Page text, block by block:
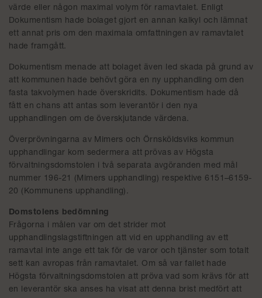
värde eller någon maximal volym för ramavtalet. Enligt
Dokumentism hade bolaget gjort en annan kalkyl och lämnat
ett annat pris om den maximala omfattningen av ramavtalet
hade framgått.
Dokumentism menade att bolaget även led skada på grund av
att kommunen hade behövt göra en ny upphandling om den
fasta takvolymen hade överskridits. Dokumentism hade då
fått en chans att antas som leverantör i den nya
upphandlingen om de överskjutande värdena.
Överprövningarna av Mimers och Örnsköldsviks kommun
upphandlingar kom sedermera att prövas av Högsta
förvaltningsdomstolen i två separata avgöranden med mål
nummer 196-21 (Mimers upphandling) respektive 6151–6159-
20 (Kommunens upphandling).
Domstolens bedömning
Frågorna i målen var om det strider mot
upphandlingslagstiftningen att vid en upphandling av ett
ramavtal inte ange ett tak för de varor och tjänster som totalt
sett kan avropas från ramavtalet. Om så var fallet hade
Högsta förvaltningsdomstolen att pröva vad som krävs för att
en leverantör ska anses ha visat att denna brist medfört att